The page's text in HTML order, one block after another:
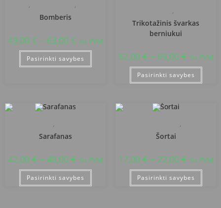
, ,
Bomberis
49,00 € – 63,00 € su PVM
Pasirinkti savybes
,
Trikotažinis švarkas
berniukui
52,00 € – 69,00 € su PVM
Pasirinkti savybes
,
Sarafanas
42,00 € – 49,00 € su PVM
Pasirinkti savybes
,
Šortai
17,00 € – 22,00 € su PVM
Pasirinkti savybes